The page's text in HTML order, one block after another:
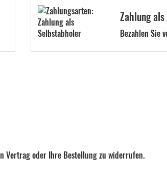
Zahlung
Bezahlen Sie
Vertrag oder Ihre Bestellung zu widerrufen.